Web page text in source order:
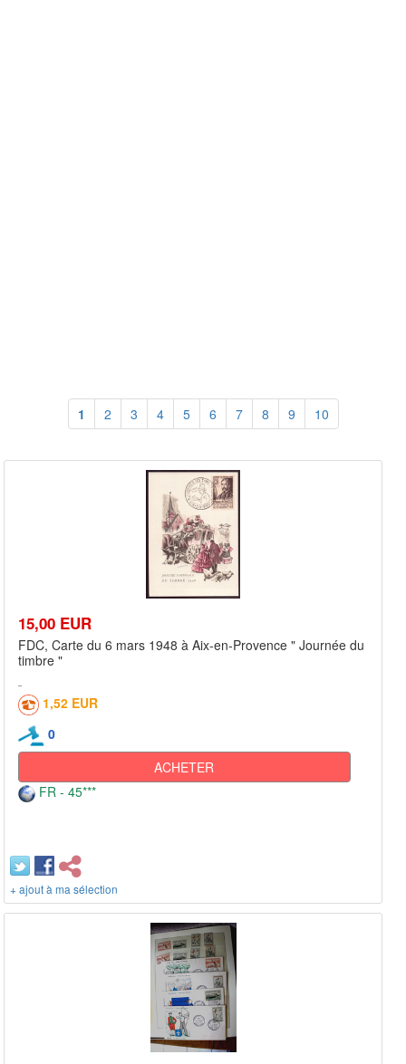
1 2 3 4 5 6 7 8 9 10
15,00 EUR
FDC, Carte du 6 mars 1948 à Aix-en-Provence " Journée du
timbre "
1,52 EUR
0
ACHETER
FR - 45***
+ ajout à ma sélection